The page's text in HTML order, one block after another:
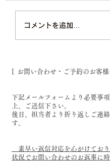
プロフィール撮影/
撮影スタジオ
コメントを追加…
[ お問い合わせ・ご予約のお客
下記メールフォームより必要事
上、ご送信下さい。
後日、担当者より折り返しご連
す。
素早い返信対応を心がけてお
状況でお問い合わせのお返事に